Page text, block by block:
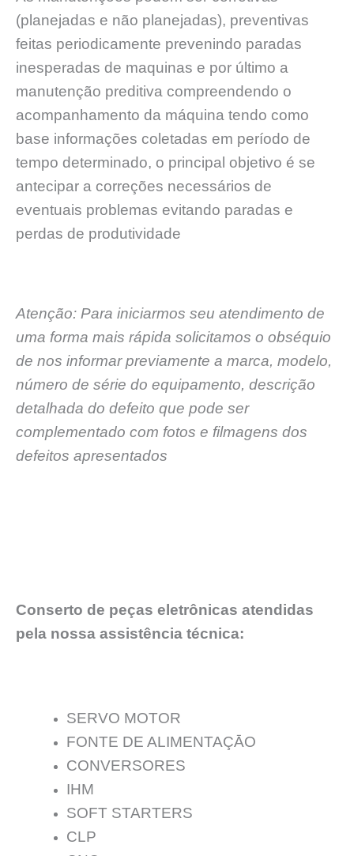
(planejadas e não planejadas), preventivas
feitas periodicamente prevenindo paradas
inesperadas de maquinas e por último a
manutenção preditiva compreendendo o
acompanhamento da máquina tendo como
base informações coletadas em período de
tempo determinado, o principal objetivo é se
antecipar a correções necessários de
eventuais problemas evitando paradas e
perdas de produtividade
Atenção: Para iniciarmos seu atendimento de
uma forma mais rápida solicitamos o obséquio
de nos informar previamente a marca, modelo,
número de série do equipamento, descrição
detalhada do defeito que pode ser
complementado com fotos e filmagens dos
defeitos apresentados
Conserto de peças eletrônicas atendidas
pela nossa assistência técnica:
SERVO MOTOR
FONTE DE ALIMENTAÇĀO
CONVERSORES
IHM
SOFT STARTERS
CLP